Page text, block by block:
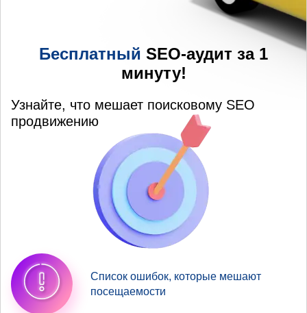
Бесплатный SEO-аудит за 1
минуту!
Узнайте, что мешает поисковому SEO
продвижению
Список ошибок, которые мешают
посещаемости